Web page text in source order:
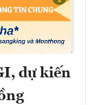
dự kiến